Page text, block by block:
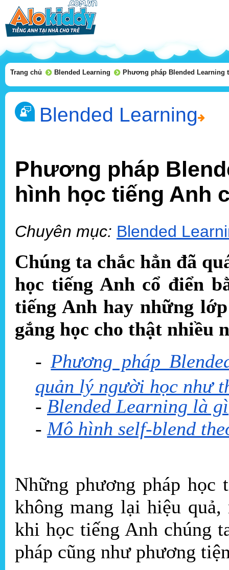
Trang chủ Blended Learning Phương pháp Blended
Blended Learning
Phương pháp
hình học tiếng Anh
Chuyên mục: Blended
Chúng ta chắc hẳn đã
học tiếng Anh cổ điển
tiếng Anh hay những
gắng học cho thật nhiều
- Phương pháp
quản lý người học như
- Blended Learning là gì
- Mô hình self-blend
Những phương pháp học
không mang lại hiệu
khi học tiếng Anh chúng
pháp cũng như phương